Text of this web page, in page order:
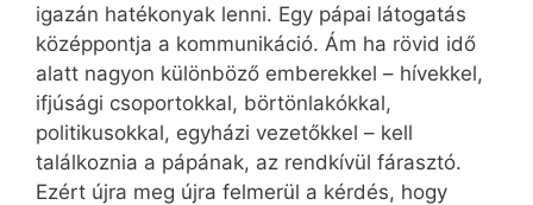
igazán hatékonyak lenni. Egy pápai látogatás
középpontja a kommunikáció. Ám ha rövid idő
alatt nagyon különböző emberekkel – hívekkel,
ifjúsági csoportokkal, börtönlakókkal,
politikusokkal, egyházi vezetőkkel – kell
találkoznia a pápának, az rendkívül fárasztó.
Ezért újra meg újra felmerül a kérdés, hogy